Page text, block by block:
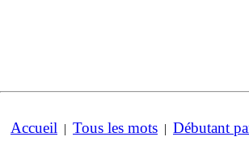
Accueil | Tous les mots | Débutant